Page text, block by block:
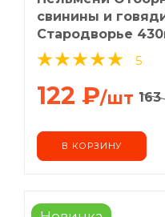
свинины и
Стародворье
5
122 ₽/шт 163
В КОРЗИНУ